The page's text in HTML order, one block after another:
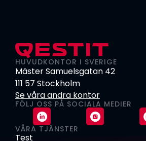
HUVUDKONTOR I SVERIGE
Mäster Samuelsgatan 42
111 57 Stockholm
Se våra andra kontor
FÖLJ OSS PÅ SOCIALA MEDIER
VÅRA TJÄNSTER
Test